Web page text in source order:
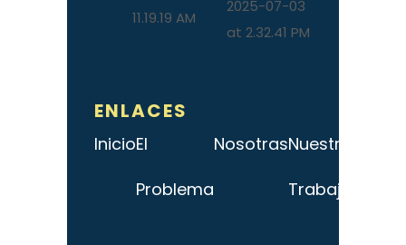
ENLACES
InicioEl
Problema
NosotrasNuestro
Trabajo